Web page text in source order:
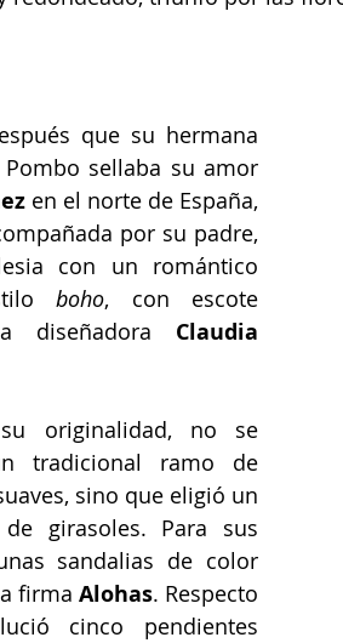
que su hermana
sellaba su amor
en el norte de España,
por su padre,
con un romántico
boho, con escote
diseñadora Claudia
originalidad, no se
tradicional ramo de
sino que eligió un
girasoles. Para sus
sandalias de color
firma Alohas. Respecto
cinco pendientes